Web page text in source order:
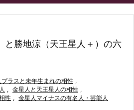
と勝地涼（天王星人＋）の六
プラスと未年生まれの相性 ,
, 金星人と天王星人の相性 ,
性 , 金星人マイナスの有名人・芸能人